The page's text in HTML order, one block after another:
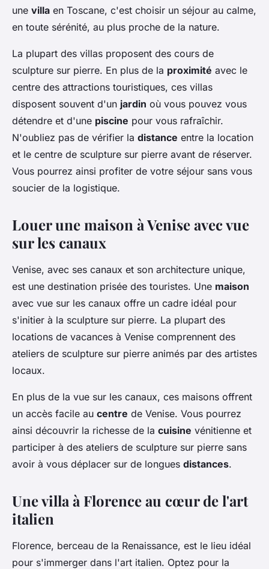
une villa en Toscane, c'est choisir un séjour au calme,
en toute sérénité, au plus proche de la nature.
La plupart des villas proposent des cours de
sculpture sur pierre. En plus de la proximité avec le
centre des attractions touristiques, ces villas
disposent souvent d'un jardin où vous pouvez vous
détendre et d'une piscine pour vous rafraîchir.
N'oubliez pas de vérifier la distance entre la location
et le centre de sculpture sur pierre avant de réserver.
Vous pourrez ainsi profiter de votre séjour sans vous
soucier de la logistique.
Louer une maison à Venise avec vue
sur les canaux
Venise, avec ses canaux et son architecture unique,
est une destination prisée des touristes. Une maison
avec vue sur les canaux offre un cadre idéal pour
s'initier à la sculpture sur pierre. La plupart des
locations de vacances à Venise comprennent des
ateliers de sculpture sur pierre animés par des artistes
locaux.
En plus de la vue sur les canaux, ces maisons offrent
un accès facile au centre de Venise. Vous pourrez
ainsi découvrir la richesse de la cuisine vénitienne et
participer à des ateliers de sculpture sur pierre sans
avoir à vous déplacer sur de longues distances.
Une villa à Florence au cœur de l'art
italien
Florence, berceau de la Renaissance, est le lieu idéal
pour s'immerger dans l'art italien. Optez pour la